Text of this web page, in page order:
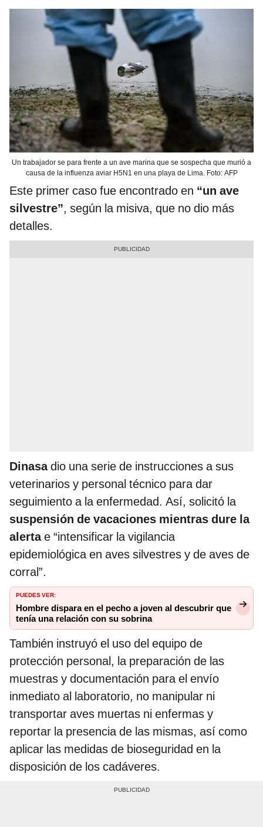
Un trabajador se para frente a un ave marina que se sospecha que murió a
causa de la influenza aviar H5N1 en una playa de Lima. Foto: AFP
Este primer caso fue encontrado en “un ave
silvestre”, según la misiva, que no dio más
detalles.
Dinasadio una serie de instrucciones a sus
veterinarios y personal técnico para dar
seguimiento a la enfermedad. Así, solicitó la
suspensión de vacaciones mientras dure la
alertae “intensificar la vigilancia
epidemiológica en aves silvestres y de aves de
corral”.
PUEDES VER:
Hombre dispara en el pecho a joven al descubrir que
tenía una relación con su sobrina
También instruyó el uso del equipo de
protección personal, la preparación de las
muestras y documentación para el envío
inmediato al laboratorio, no manipular ni
transportar aves muertas ni enfermas y
reportar la presencia de las mismas, así como
aplicar las medidas de bioseguridad en la
disposición de los cadáveres.